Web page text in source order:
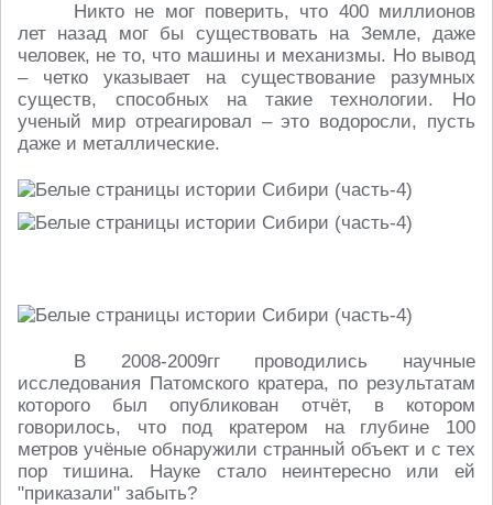
Никто не мог поверить, что 400 миллионов
лет назад мог бы существовать на Земле, даже
человек, не то, что машины и механизмы. Но вывод
– четко указывает на существование разумных
существ, способных на такие технологии. Но
ученый мир отреагировал – это водоросли, пусть
даже и металлические.
В 2008-2009гг проводились научные
исследования Патомского кратера, по результатам
которого был опубликован отчёт, в котором
говорилось, что под кратером на глубине 100
метров учёные обнаружили странный объект и с тех
пор тишина. Науке стало неинтересно или ей
"приказали" забыть?